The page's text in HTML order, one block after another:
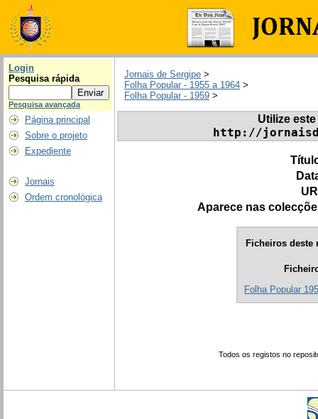
Login
Pesquisa rápida
Pesquisa avançada
Página principal
Sobre o projeto
Expediente
Jornais
Ordem cronológica
Jornais de Sergipe >
Folha Popular - 1955 a 1964 >
Folha Popular - 1959 >
Utilize
http://
Aparece nas
Ficheiros deste
Folha Popular
Todos os registos no